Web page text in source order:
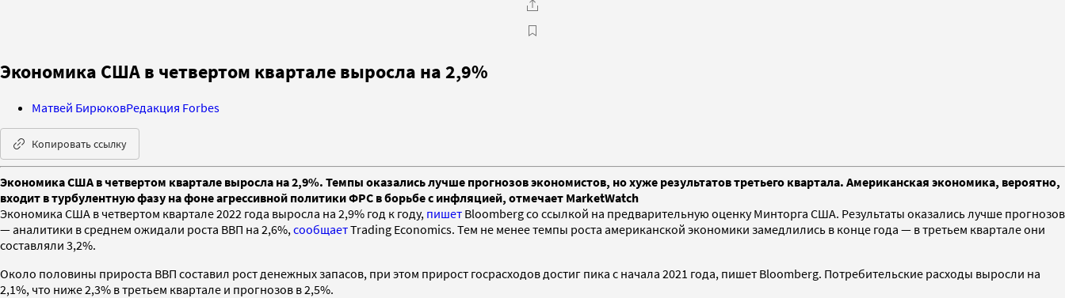
Экономика США в четвертом квартале выросла на 2,9%
Матвей БирюковРедакция Forbes
Копировать ссылку
Экономика США в четвертом квартале выросла на 2,9%. Темпы оказались лучше прогнозов экономистов, но хуже результатов третьего квартала. Американская экономика, вероятно,
входит в турбулентную фазу на фоне агрессивной политики ФРС в борьбе с инфляцией, отмечает MarketWatch
Экономика США в четвертом квартале 2022 года выросла на 2,9% год к году, пишет Bloomberg со ссылкой на предварительную оценку Минторга США. Результаты оказались лучше прогнозов
— аналитики в среднем ожидали роста ВВП на 2,6%, сообщаетTrading Economics. Тем не менее темпы роста американской экономики замедлились в конце года — в третьем квартале они
составляли 3,2%.
Около половины прироста ВВП составил рост денежных запасов, при этом прирост госрасходов достиг пика с начала 2021 года, пишет Bloomberg. Потребительские расходы выросли на
2,1%, что ниже 2,3% в третьем квартале и прогнозов в 2,5%.